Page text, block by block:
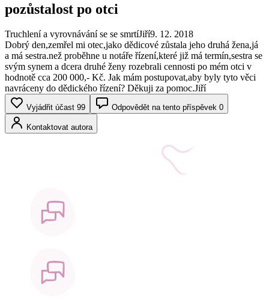
pozůstalost po otci
Truchlení a vyrovnávání se se smrtíJiří9. 12. 2018
Dobrý den,zemřel mi otec,jako dědicové zůstala jeho druhá žena,já
a má sestra.než proběhne u notáře řízení,které již má termín,sestra se
svým synem a dcera druhé ženy rozebrali cennosti po mém otci v
hodnotě cca 200 000,- Kč. Jak mám postupovat,aby byly tyto věci
navráceny do dědického řízení? Děkuji za pomoc.Jiří
Vyjádřit účast 99 Odpovědět na tento příspěvek 0
Kontaktovat autora